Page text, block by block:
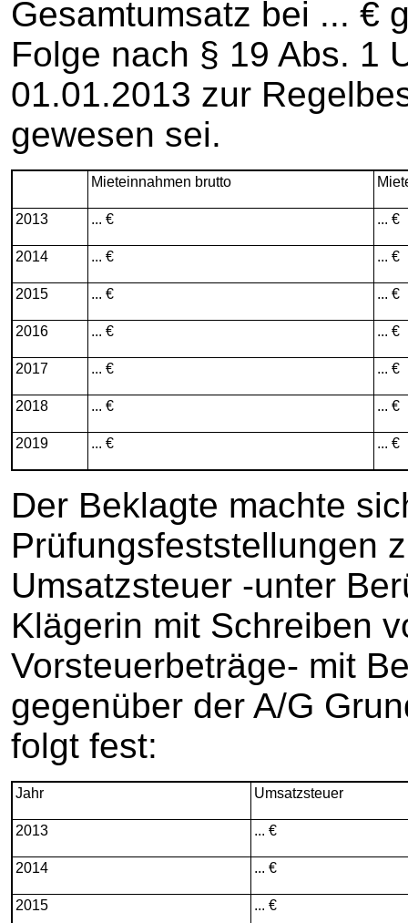
Gesamtumsatz bei ... €
Folge nach § 19 Abs. 1
01.01.2013 zur
gewesen sei.
Mieteinnahmen brutto
2013 ... € ... €
2014 ... € ... €
2015 ... € ... €
2016 ... € ... €
2017 ... € ... €
2018 ... € ... €
2019 ... € ... €
Der Beklagte machte
Prüfungsfeststellungen
Umsatzsteuer -unter
Klägerin mit Schreiben
Vorsteuerbeträge- mit
gegenüber der A/G
folgt fest:
Jahr Umsatzsteuer
2013 ... €
2014 ... €
2015 ... €